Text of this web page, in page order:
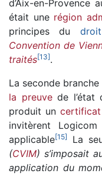
d’Aix-en-Provence
était une région
principes du
Convention de
traités[13].
La seconde
la preuvede l’état
produit un
invitèrent
applicable[15] La
(CVIM) s’imposait
application du